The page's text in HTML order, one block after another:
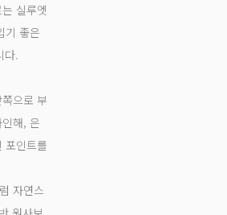
실루엣
기 좋은
다.
으로 부
해, 은
포인트를
자연스